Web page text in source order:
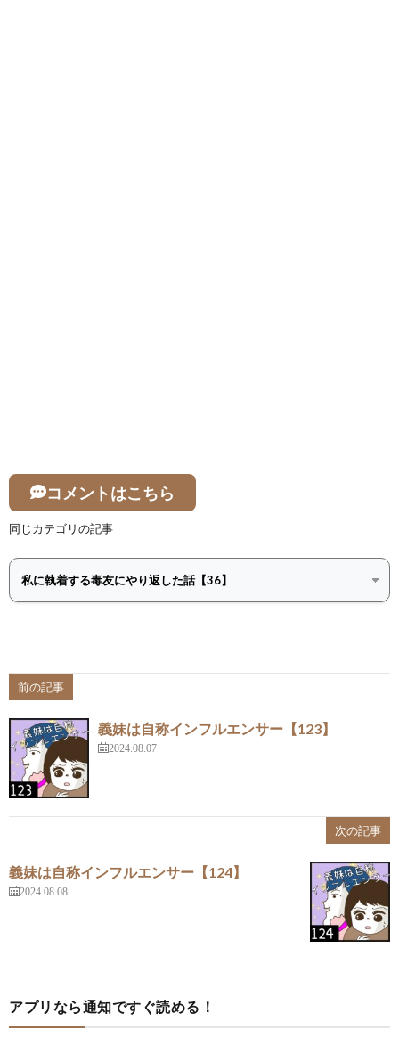
コメントはこちら
同じカテゴリの記事
前の記事
義妹は自称インフルエンサー【123】
2024.08.07
次の記事
義妹は自称インフルエンサー【124】
2024.08.08
アプリなら通知ですぐ読める！